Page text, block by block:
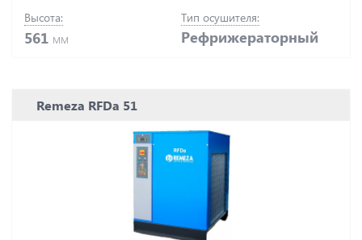
Высота:
561 мм
Тип осушителя:
Рефрижераторный
Remeza RFDa 51